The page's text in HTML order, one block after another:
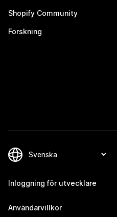
Shopify Community
Forskning
Inloggning för utvecklare
Användarvillkor